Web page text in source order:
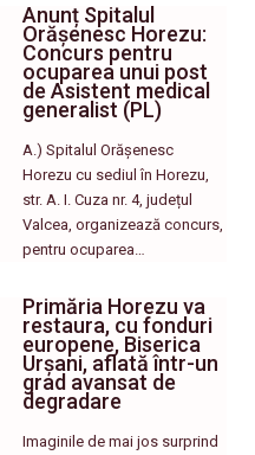
Anunț Spitalul
Orășenesc Horezu:
Concurs pentru
ocuparea unui post
de Asistent medical
generalist (PL)
A.) Spitalul Orășenesc
Horezu cu sediul în Horezu,
str. A. I. Cuza nr. 4, județul
Valcea, organizează concurs,
pentru ocuparea…
Primăria Horezu va
restaura, cu fonduri
europene, Biserica
Urșani, aflată într-un
grad avansat de
degradare
Imaginile de mai jos surprind